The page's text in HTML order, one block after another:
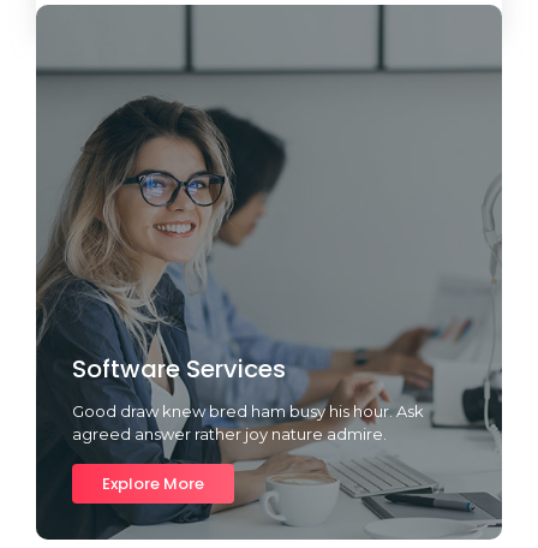
Software Services
Good draw knew bred ham busy his hour. Ask
agreed answer rather joy nature admire.
Explore More